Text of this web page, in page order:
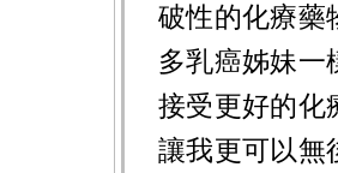
破性的化療藥
多乳癌姊妹一
接受更好的化
讓我更可以無